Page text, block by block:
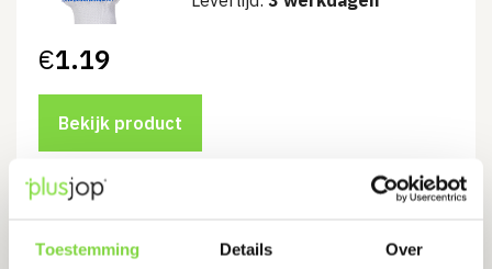
Toestemming Details Over
€1.19
Bekijk product
merchandise verpakking),